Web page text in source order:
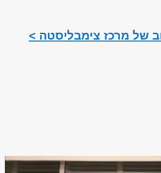
של מרכז צימבליסטה >